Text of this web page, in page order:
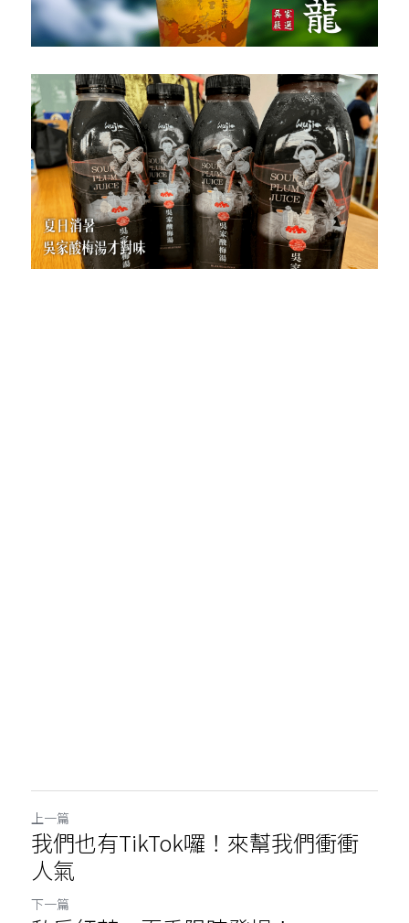
上一篇
我們也有TikTok囉！來幫我們衝衝
人氣
下一篇